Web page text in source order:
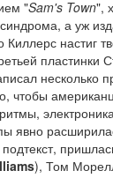
"Sam's Town",
синдрома, а уж
Киллерс настиг
пластинки
несколько
чтобы
явно
), Том